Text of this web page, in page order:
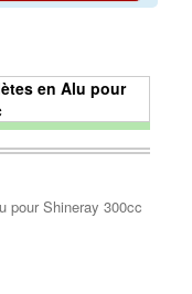
pour Shineray 300cc